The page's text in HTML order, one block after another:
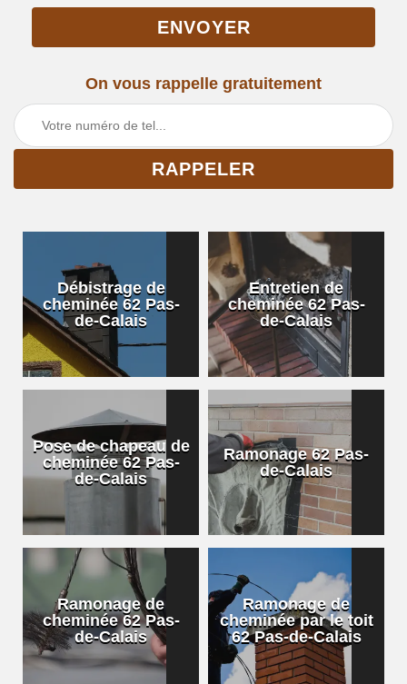
On vous rappelle gratuitement
Débistrage de
cheminée 62 Pas-
de-Calais
Entretien de
cheminée 62 Pas-
de-Calais
Pose de chapeau de
cheminée 62 Pas-
de-Calais
Ramonage 62 Pas-
de-Calais
Ramonage de
cheminée 62 Pas-
de-Calais
Ramonage de
cheminée par le toit
62 Pas-de-Calais